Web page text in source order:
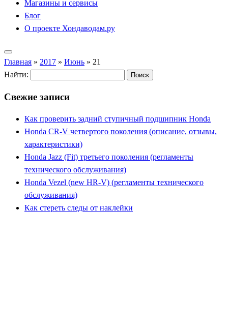
Магазины и сервисы
Блог
О проекте Хондаводам.ру
Главная » 2017 » Июнь » 21
Найти:
Свежие записи
Как проверить задний ступичный подшипник Honda
Honda CR-V четвертого поколения (описание, отзывы,
характеристики)
Honda Jazz (Fit) третьего поколения (регламенты
технического обслуживания)
Honda Vezel (new HR-V) (регламенты технического
обслуживания)
Как стереть следы от наклейки